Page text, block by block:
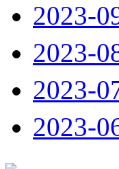
2023-
2023-
2023-
2023-